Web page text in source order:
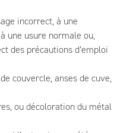
incorrect, à une
une usure normale ou,
des précautions d’emploi
couvercle, anses de cuve,
ou décoloration du métal